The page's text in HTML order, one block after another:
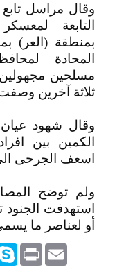
وقال مراسل
التابعة
بمنطقة (العر)
المحادة
مسلحين
ثلاثة آخرين
وقال شهود
الكمين بين
اسعف الجرحى
ولم توضح
استهدفت الجنود
أو لعناصر ما
PrintEmail